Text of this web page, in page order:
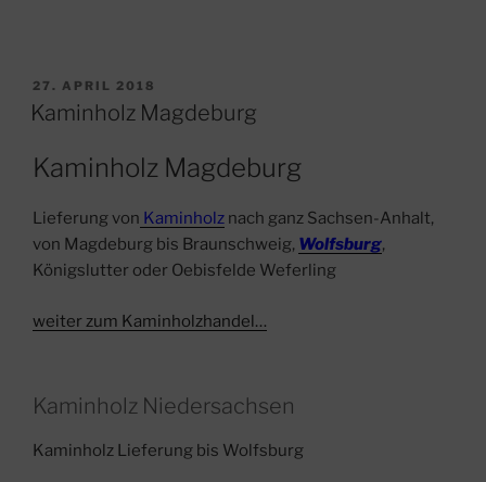
VERÖFFENTLICHT
AM
27. APRIL 2018
Kaminholz Magdeburg
Kaminholz Magdeburg
Lieferung von Kaminholz nach ganz Sachsen-Anhalt,
von Magdeburg bis Braunschweig, Wolfsburg,
Königslutter oder Oebisfelde Weferling
weiter zum Kaminholzhandel…
Kaminholz Niedersachsen
Kaminholz Lieferung bis Wolfsburg